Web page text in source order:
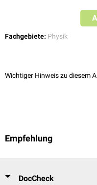
Fachgebiete: Physik
Wichtiger Hinweis zu diesem
Empfehlung
DocCheck